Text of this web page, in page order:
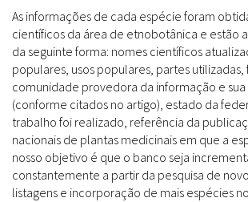
As informações de cada espécie foram
científicos da área de etnobotânica e estão
da seguinte forma: nomes científicos
populares, usos populares, partes utilizadas,
comunidade provedora da informação e sua
(conforme citados no artigo), estado da
trabalho foi realizado, referência da
nacionais de plantas medicinais em que a
nosso objetivo é que o banco seja
constantemente a partir da pesquisa de
listagens e incorporação de mais espécies